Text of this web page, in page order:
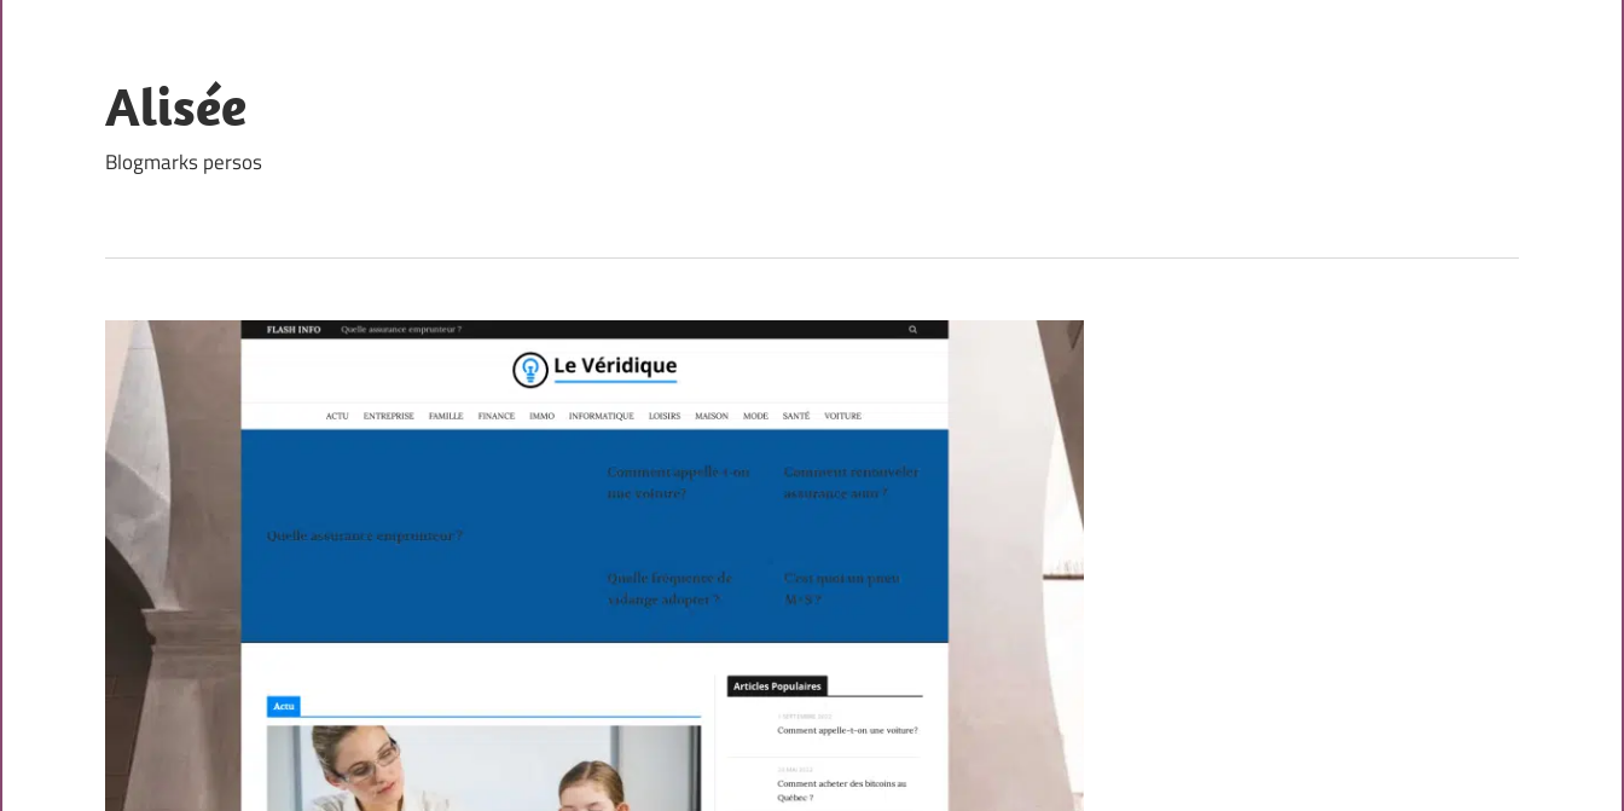
content
Alisée
Blogmarks persos